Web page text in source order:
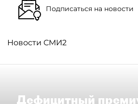
Подписаться на новости
Новости СМИ2
Дефицитный